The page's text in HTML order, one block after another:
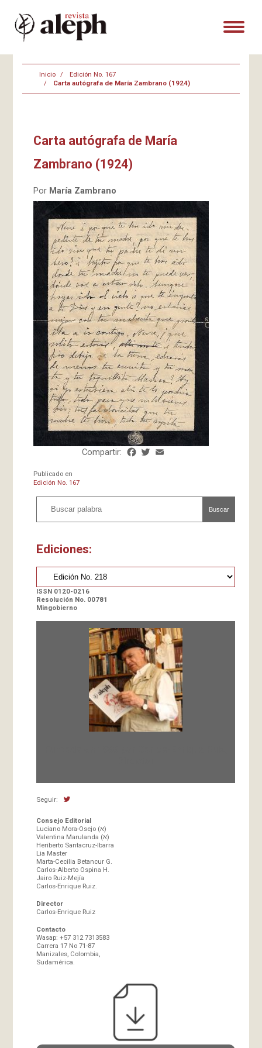
Inicio
Edición No. 167
Carta autógrafa de María Zambrano (1924)
Carta autógrafa de María
Zambrano (1924)
Por María Zambrano
Compartir: Facebook
Twitter
Publicado en
Edición No. 167
Buscar
Ediciones:
ISSN 0120-0216
Resolución No. 00781
Mingobierno
Seguir:
Consejo Editorial
Luciano Mora-Osejo (א)
Valentina Marulanda (א)
Heriberto Santacruz-Ibarra
Lia Master
Marta-Cecilia Betancur G.
Carlos-Alberto Ospina H.
Jairo Ruiz-Mejía
Carlos-Enrique Ruiz.
Director
Carlos-Enrique Ruiz
Contacto
Wasap: +57 312 7313583
Carrera 17 No 71-87
Manizales, Colombia,
Sudamérica.